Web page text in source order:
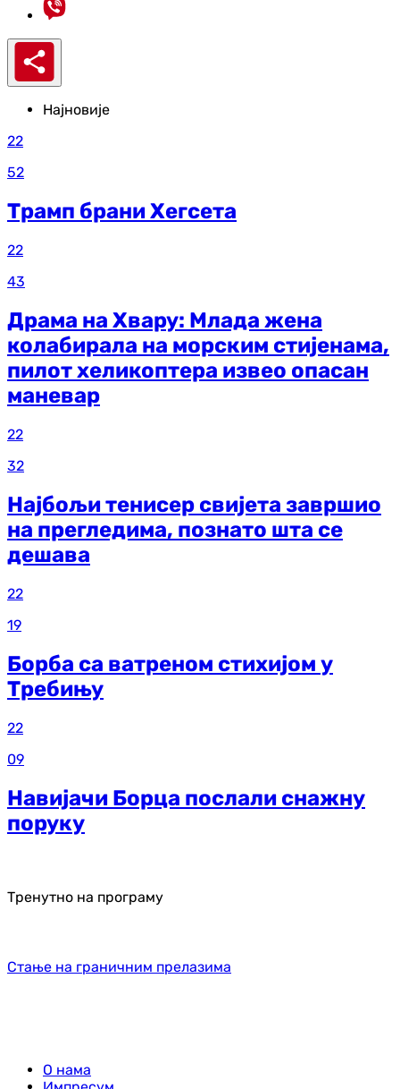
Најновије
22
52
Трамп брани Хегсета
22
43
Драма на Хвару: Млада жена
колабирала на морским стијенама,
пилот хеликоптера извео опасан
маневар
22
32
Најбољи тенисер свијета завршио
на прегледима, познато шта се
дешава
22
19
Борба са ватреном стихијом у
Требињу
22
09
Навијачи Борца послали снажну
поруку
Тренутно на програму
Стање на граничним прелазима
О нама